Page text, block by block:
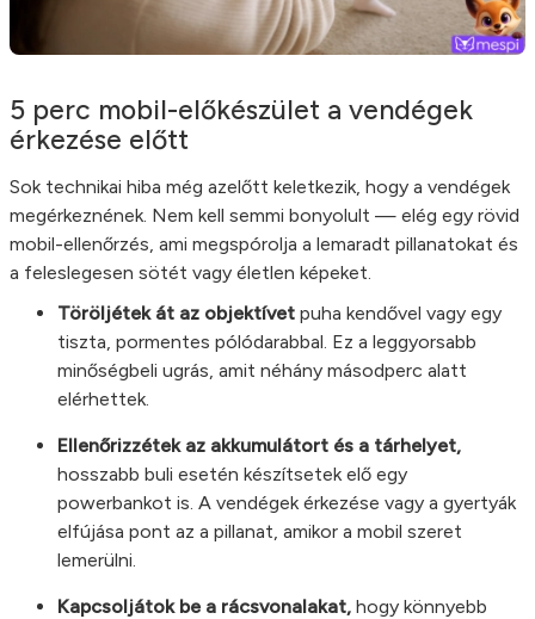
5 perc mobil-előkészület a vendégek
érkezése előtt
Sok technikai hiba még azelőtt keletkezik, hogy a vendégek
megérkeznének. Nem kell semmi bonyolult — elég egy rövid
mobil-ellenőrzés, ami megspórolja a lemaradt pillanatokat és
a feleslegesen sötét vagy életlen képeket.
Töröljétek át az objektívet puha kendővel vagy egy
tiszta, pormentes pólódarabbal. Ez a leggyorsabb
minőségbeli ugrás, amit néhány másodperc alatt
elérhettek.
Ellenőrizzétek az akkumulátort és a tárhelyet,
hosszabb buli esetén készítsetek elő egy
powerbankot is. A vendégek érkezése vagy a gyertyák
elfújása pont az a pillanat, amikor a mobil szeret
lemerülni.
Kapcsoljátok be a rácsvonalakat, hogy könnyebb